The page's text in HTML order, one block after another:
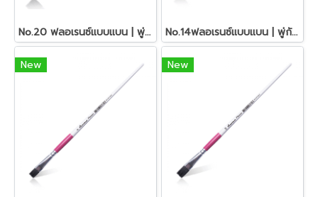
No.20 ฟลอเรนซ์แบบแบน | พู่กันอเนกประสงค์ มาสเตอร์อาร์ต No.14ฟลอเรนซ์แบบแบน | พู่กันอเนกประสงค์ มาสเตอร์อาร์ต
New New